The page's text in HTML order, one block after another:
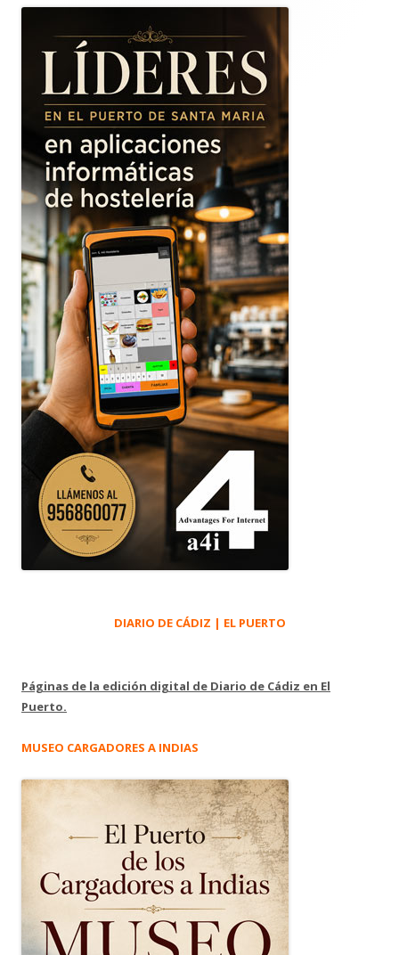
principal
DIARIO DE CÁDIZ | EL PUERTO
Páginas de la edición digital de Diario de Cádiz en El
Puerto.
MUSEO CARGADORES A INDIAS